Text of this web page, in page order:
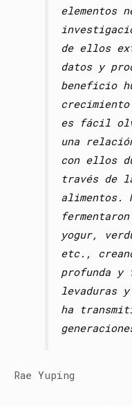
elementos
de ellos
datos y
beneficio
es fácil
una
con ellos
través de
alimentos.
yogur,
etc.,
profunda
levaduras
ha
Rae Yuping